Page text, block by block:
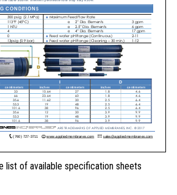
list of available specification sheets